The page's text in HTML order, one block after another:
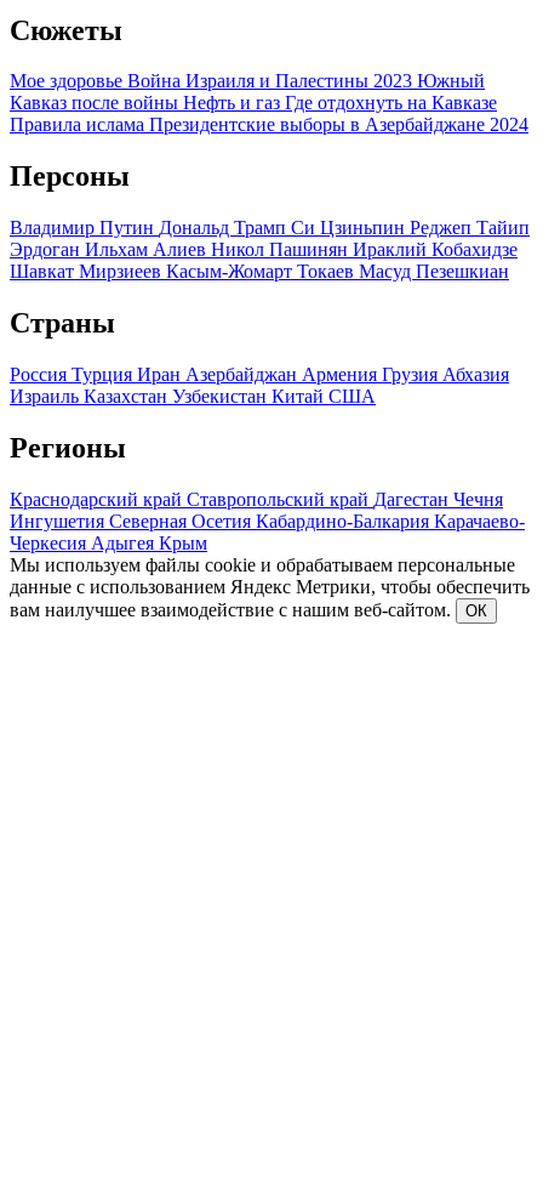
Сюжеты
Мое здоровье Война Израиля и Палестины 2023 Южный
Кавказ после войны Нефть и газ Где отдохнуть на Кавказе
Правила ислама Президентские выборы в Азербайджане 2024
Персоны
Владимир Путин Дональд Трамп Си Цзиньпин Реджеп Тайип
Эрдоган Ильхам Алиев Никол Пашинян Ираклий Кобахидзе
Шавкат Мирзиеев Касым-Жомарт Токаев Масуд Пезешкиан
Страны
Россия Турция Иран Азербайджан Армения Грузия Абхазия
Израиль Казахстан Узбекистан Китай США
Регионы
Краснодарский край Ставропольский край Дагестан Чечня
Ингушетия Северная Осетия Кабардино-Балкария Карачаево-
Черкесия Адыгея Крым
Мы используем файлы cookie и обрабатываем персональные
данные с использованием Яндекс Метрики, чтобы обеспечить
вам наилучшее взаимодействие с нашим веб-сайтом.
ОК